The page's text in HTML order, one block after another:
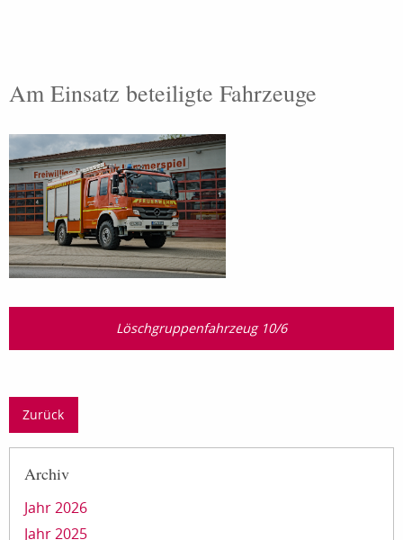
Am Einsatz beteiligte Fahrzeuge
Löschgruppenfahrzeug 10/6
Zurück
Archiv
Jahr 2026
Jahr 2025